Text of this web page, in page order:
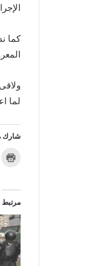
لما
شارك
ل
ط
ب
ا
ع
ة
(
ف
ت
ح
مرتبط